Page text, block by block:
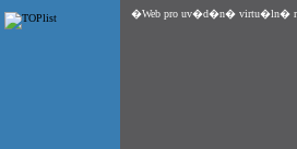
�Web pro uv�d�n� virtu�ln�